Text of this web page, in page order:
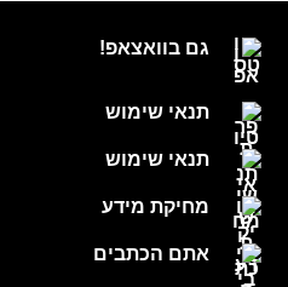
גם בוואצאפ!
תנאי שימוש
תנאי שימוש
מחיקת מידע
אתם הכתבים